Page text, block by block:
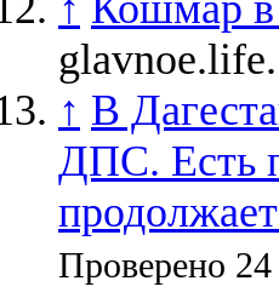
glavnoe.life.
↑ В
ДПС. Есть
Проверено